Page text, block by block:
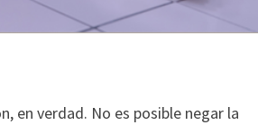
en verdad. No es posible negar la